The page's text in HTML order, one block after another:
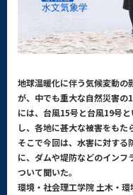
地球温暖化に伴う気候変動の
が、中でも重大な自然災害の
には、台風15号と台風19号
し、各地に甚大な被害をもた
そこで今回は、水害に対す
に、ダムや堤防などのインフ
ついて聞いた。
環境・社会理工学院 土木・